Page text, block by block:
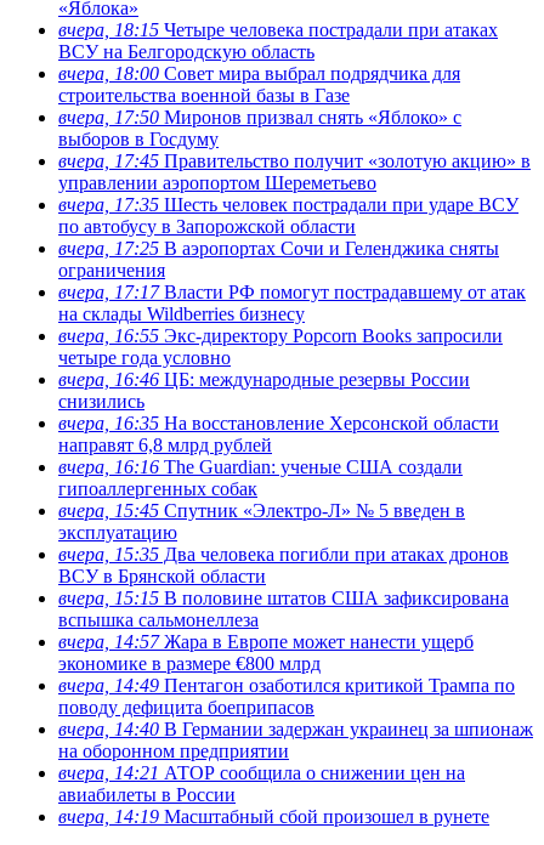
«Яблока»
вчера, 18:15 Четыре человека пострадали при атаках
ВСУ на Белгородскую область
вчера, 18:00 Совет мира выбрал подрядчика для
строительства военной базы в Газе
вчера, 17:50 Миронов призвал снять «Яблоко» с
выборов в Госдуму
вчера, 17:45 Правительство получит «золотую акцию» в
управлении аэропортом Шереметьево
вчера, 17:35 Шесть человек пострадали при ударе ВСУ
по автобусу в Запорожской области
вчера, 17:25 В аэропортах Сочи и Геленджика сняты
ограничения
вчера, 17:17Власти РФ помогут пострадавшему от атак
на склады Wildberries бизнесу
вчера, 16:55 Экс-директору Popcorn Books запросили
четыре года условно
вчера, 16:46 ЦБ: международные резервы России
снизились
вчера, 16:35 На восстановление Херсонской области
направят 6,8 млрд рублей
вчера, 16:16 The Guardian: ученые США создали
гипоаллергенных собак
вчера, 15:45 Спутник «Электро-Л» № 5 введен в
эксплуатацию
вчера, 15:35 Два человека погибли при атаках дронов
ВСУ в Брянской области
вчера, 15:15 В половине штатов США зафиксирована
вспышка сальмонеллеза
вчера, 14:57Жара в Европе может нанести ущерб
экономике в размере €800 млрд
вчера, 14:49 Пентагон озаботился критикой Трампа по
поводу дефицита боеприпасов
вчера, 14:40 В Германии задержан украинец за шпионаж
на оборонном предприятии
вчера, 14:21 АТОР сообщила о снижении цен на
авиабилеты в России
вчера, 14:19 Масштабный сбой произошел в рунете